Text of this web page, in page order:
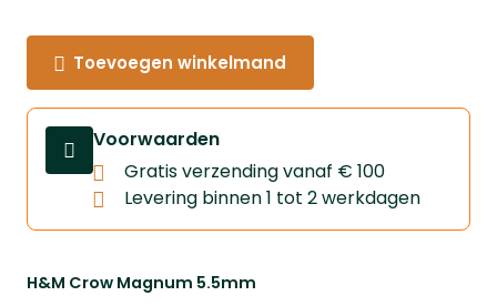
H&M Crow Magnum 5.5mm
Toevoegen winkelmand
Voorwaarden
Gratis verzending vanaf € 100
Levering binnen 1 tot 2 werkdagen